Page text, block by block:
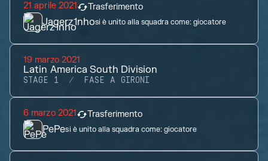
21 aprile 2021 Trasferimento
Jagerz1nhosi è unito alla squadra come: giocatore
19 marzo 2021
Latin America South Division
STAGE 1 FASE A GIRONI
6 marzo 2021 Trasferimento
PePesi è unito alla squadra come:giocatore